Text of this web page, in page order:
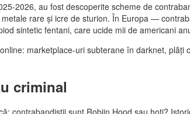
2026, au fost descoperite scheme de
rare și icre de sturion. În Europa —
sintetic fentani, care ucide mii de americani
marketplace-uri subterane în darknet,
criminal